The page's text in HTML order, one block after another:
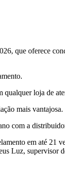
que oferece
qualquer loja de
mais vantajosa.
com a
em até 21
Luz, supervisor